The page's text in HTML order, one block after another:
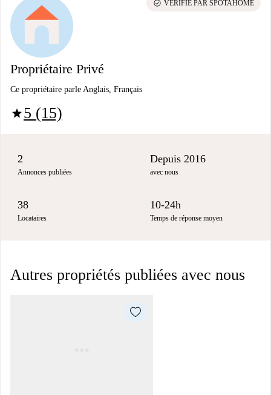
Propriétaire Privé
Ce propriétaire parle Anglais, Français
star5 (15)
check_circle VÉRIFIÉ PAR SPOTAHOME
2
Annonces publiées
Depuis 2016
avec nous
38
Locataires
10-24h
Temps de réponse moyen
Autres propriétés publiées avec nous